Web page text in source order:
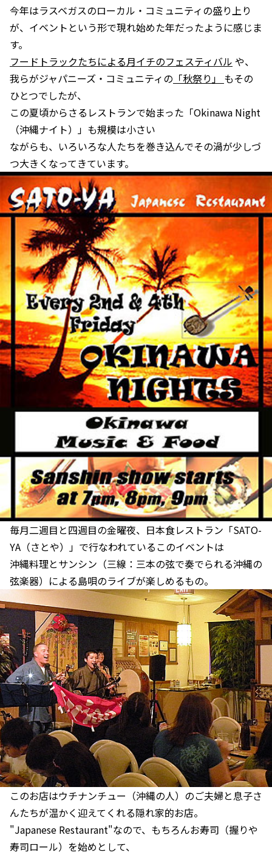
今年はラスベガスのローカル・コミュニティの盛り上り
が、イベントという形で現れ始めた年だったように感じま
す。
フードトラックたちによる月イチのフェスティバル や、
我らがジャパニーズ・コミュニティの 「秋祭り」 もその
ひとつでしたが、
この夏頃からさるレストランで始まった「Okinawa Night
（沖縄ナイト）」も規模は小さい
ながらも、いろいろな人たちを巻き込んでその渦が少しづ
つ大きくなってきています。
毎月二週目と四週目の金曜夜、日本食レストラン「SATO-
YA（さとや）」で行なわれているこのイベントは
沖縄料理とサンシン（三線：三本の弦で奏でられる沖縄の
弦楽器）による島唄のライブが楽しめるもの。
このお店はウチナンチュー（沖縄の人）のご夫婦と息子さ
んたちが温かく迎えてくれる隠れ家的お店。
"Japanese Restaurant"なので、もちろんお寿司（握りや
寿司ロール）を始めとして、